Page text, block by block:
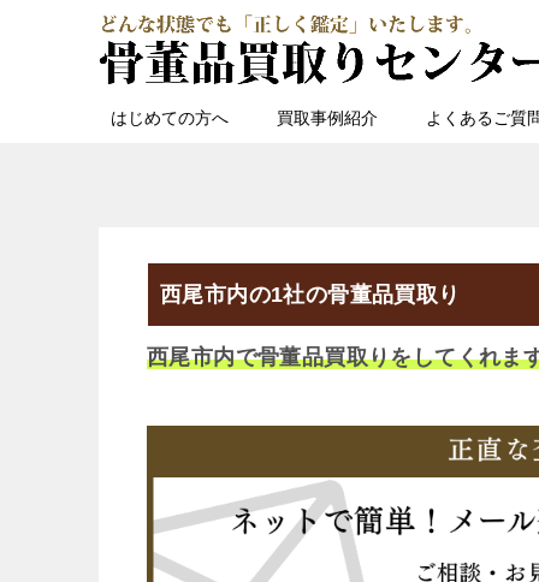
はじめての方へ 買取事例紹介 よくあるご質
西尾市内の1社の骨董品買取り
西尾市内で骨董品買取りをしてくれま